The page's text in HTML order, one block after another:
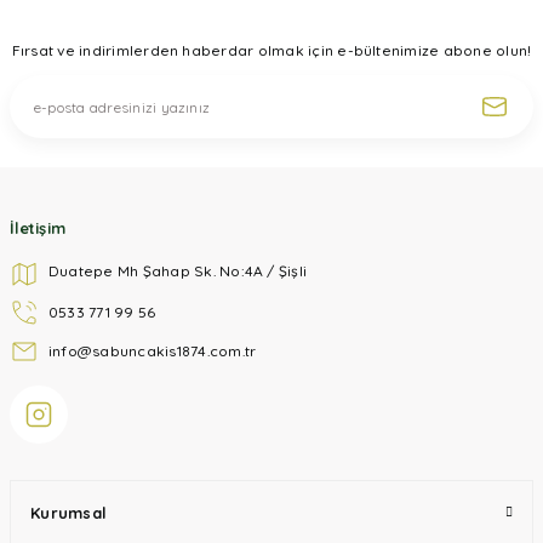
Bu ürüne benzer farklı alternatifler olmalı.
Fırsat ve indirimlerden haberdar olmak için e-bültenimize abone olun!
İletişim
Duatepe Mh Şahap Sk. No:4A / Şişli
0533 771 99 56
info@sabuncakis1874.com.tr
Kurumsal